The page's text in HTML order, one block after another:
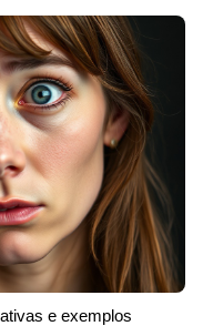
e exemplos